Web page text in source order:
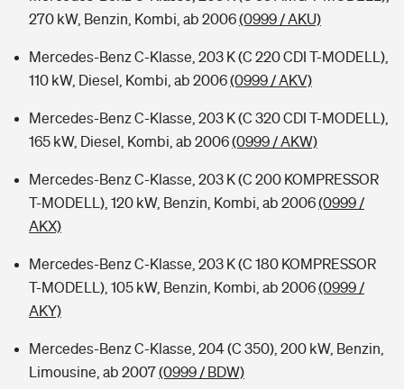
270 kW, Benzin, Kombi, ab 2006(0999 / AKU)
Mercedes-Benz C-Klasse, 203 K (C 220 CDI T-MODELL),
110 kW, Diesel, Kombi, ab 2006(0999 / AKV)
Mercedes-Benz C-Klasse, 203 K (C 320 CDI T-MODELL),
165 kW, Diesel, Kombi, ab 2006(0999 / AKW)
Mercedes-Benz C-Klasse, 203 K (C 200 KOMPRESSOR
T-MODELL), 120 kW, Benzin, Kombi, ab 2006(0999 /
AKX)
Mercedes-Benz C-Klasse, 203 K (C 180 KOMPRESSOR
T-MODELL), 105 kW, Benzin, Kombi, ab 2006(0999 /
AKY)
Mercedes-Benz C-Klasse, 204 (C 350), 200 kW, Benzin,
Limousine, ab 2007(0999 / BDW)